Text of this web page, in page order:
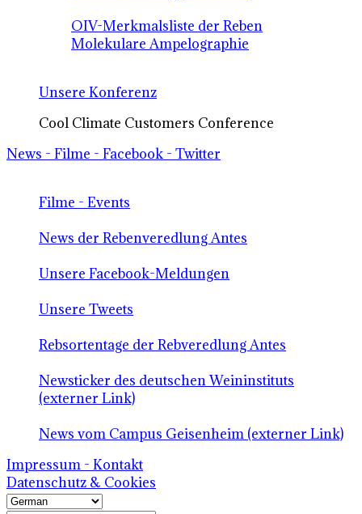
OIV-Merkmalsliste der Reben
Molekulare Ampelographie
Unsere Konferenz
Cool Climate Customers Conference
News - Filme - Facebook - Twitter
Filme - Events
News der Rebenveredlung Antes
Unsere Facebook-Meldungen
Unsere Tweets
Rebsortentage der Rebveredlung Antes
Newsticker des deutschen Weininstituts
(externer Link)
News vom Campus Geisenheim (externer Link)
Impressum - Kontakt
Datenschutz & Cookies